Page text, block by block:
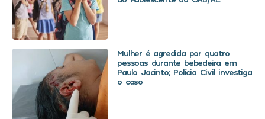
Mulher é agredida por quatro
pessoas durante bebedeira em
Paulo Jacinto; Polícia Civil investiga
o caso